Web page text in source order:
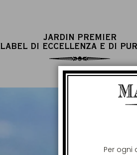
JARDIN PREMIER
LABEL DI ECCELLENZA E DI
Per ogni